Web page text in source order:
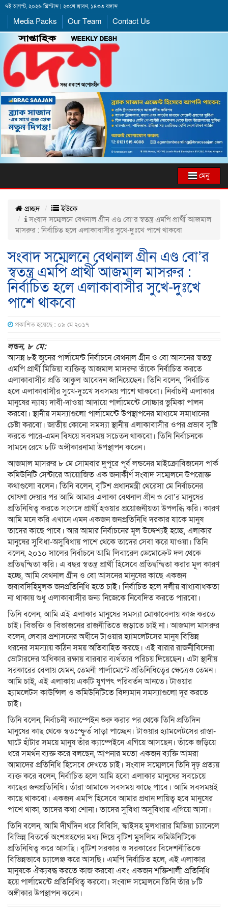
৭ই আগস্ট, ২০২৬ খ্রিস্টাব্দ | ২৩শে শ্রাবণ, ১৪৩৩ বঙ্গাব্দ
Media Packs Our Team Contact Us
মেনু
প্রচ্ছদ
ইউকে
সংবাদ সম্মেলনে বেথনাল গ্রীন এণ্ড বো’র স্বতন্ত্র এমপি প্রার্থী আজমাল
মাসরুর : নির্বাচিত হলে এলাকাবাসীর সুখে-দুঃখে পাশে থাকবো
সংবাদ সম্মেলনে বেথনাল গ্রীন এণ্ড বো’র
স্বতন্ত্র এমপি প্রার্থী আজমাল মাসরুর :
নির্বাচিত হলে এলাকাবাসীর সুখে-দুঃখে
পাশে থাকবো
প্রকাশিত হয়েছে : ০৯ মে ২০১৭
লন্ডন, ৮ মে:
আসন্ন ৮ই জুনের পার্লামেন্ট নির্বাচনে বেথনাল গ্রীন ও বো আসনের স্বতন্ত্র
এমপি প্রার্থী মিডিয়া ব্যক্তিত্ব আজমাল মাসরুর তাঁকে নির্বাচিত করতে
এলাকাবাসীর প্রতি আকুল আবেদন জানিয়েছেন। তিনি বলেন, ‘নির্বাচিত
হলে এলাকাবাসীর সুখে-দুঃখে সবসময় পাশে থাকবো। নির্বাচনী এলাকার
মানুষের ন্যায্য দাবী-দাওয়া আদায়ে পার্লামেন্টে সোচ্চার ভুমিকা পালন
করবো। স্থানীয় সমস্যাগুলো পার্লামেন্টে উপস্থাপনের মাধ্যমে সমাধানের
চেষ্টা করবো। জাতীয় কোনো সমস্যা স্থানীয় এলাকাবাসীর ওপর প্রভাব সৃষ্টি
করতে পারে-এমন বিষয়ে সবসময় সচেতন থাকবো। তিনি নির্বাচনকে
সামনে রেখে ৮টি অঙ্গীকারনামা উপস্থাপন করেন।
আজমাল মাসরুর ৮ মে সোমবার দুপুরে পূর্ব লন্ডনের মাইক্রোবিজনেস পার্ক
কমিউনিটি সেন্টারে আয়োজিত এক জনাকীর্ণ সংবাদ সম্মেলনে উপরোক্ত
কথাগুলো বলেন। তিনি বলেন, বৃটিশ প্রধানমন্ত্রী থেরেসা মে নির্বাচনের
ঘোষণা দেয়ার পর আমি আমার এলাকা বেথনাল গ্রীন ও বো’র মানুষের
প্রতিনিধিত্ব করতে সংসদে প্রার্থী হওয়ার প্রয়োজনীয়তা উপলব্ধি করি। কারণ
আমি মনে করি এখানে এমন একজন জনপ্রতিনিধি দরকার যাকে মানুষ
তাদের কাছে পাবে। আর আমার নির্বাচনের মূল উদ্দেশ্যই হচ্ছে, এলাকার
মানুষের সুবিধা-অসুবিধায় পাশে থেকে তাদের সেবা করে যাওয়া। তিনি
বলেন, ২০১০ সালের নির্বাচনে আমি লিবারেল ডেমোক্রেট দল থেকে
প্রতিদ্বন্দ্বিতা করি। এ বছর স্বতন্ত্র প্রার্থী হিসেবে প্রতিদ্বন্দ্বিতা করার মূল কারণ
হচ্ছে, আমি বেথনাল গ্রীন ও বো আসনের মানুষের কাছে একজন
জবাবদিহিমুলক জনপ্রতিনিধি হতে চাই। নির্বাচিত হলে দলীয় বাধ্যবাধকতা
না থাকায় শুধু এলাকাবাসীর জন্য নিজেকে নিবেদিত করতে পারবো।
তিনি বলেন, আমি এই এলাকার মানুষের সমস্যা মোকাবেলায় কাজ করতে
চাই। বিভক্তি ও বিভাজনের রাজনীতিতে জড়াতে চাই না। আজমাল মাসরুর
বলেন, লেবার প্রশাসনের অধীনে টাওয়ার হ্যামলেটসের মানুষ বিভিন্ন
ধরনের সমস্যায় কঠিন সময় অতিবাহিত করছে। এই বারার রাজনীবিদেরা
ভোটারদের অধিকার রক্ষায় বারবার ব্যর্থতার পরিচয় দিয়েছেন। এটা স্থানীয়
সরকারের বেলায় যেমন, তেমনী পার্লামেন্টে প্রতিনিধিত্বের ক্ষেত্রেও তেমন।
আমি চাই, এই এলাকায় একটি যুগপৎ পরিবর্তন আনতে। টাওয়ার
হ্যামলেটস কাউন্সিল ও কমিউনিটিতে বিদ্যমান সমস্যাগুলো দূর করতে
চাই।
তিনি বলেন, নির্বাচনী ক্যাম্পেইন শুরু করার পর থেকে তিনি প্রতিদিন
মানুষের কাছ থেকে স্বতঃস্ফুর্ত সাড়া পাচ্ছেন। টাওয়ার হ্যামলেটসের রাস্তা-
ঘাটে হাঁটার সময়ে মানুষ তাঁর ক্যাম্পেইনে এগিয়ে আসছেন। তাঁকে জড়িয়ে
ধরে সমর্থন ব্যক্ত করে বলছেন, আপনার মতো একজন ব্যক্তি আমরা
আমাদের প্রতিনিধি হিসেবে দেখতে চাই। সংবাদ সম্মেলনে তিনি দৃঢ় প্রত্যয়
ব্যক্ত করে বলেন, নির্বাচিত হলে আমি হবো এলাকার মানুষের সবচেয়ে
কাছের জনপ্রতিনিধি। তাঁরা আমাকে সবসময় কাছে পাবে। আমি সবসময়ই
কাছে থাকবো। একজন এমপি হিসেবে আমার প্রধান দায়িত্ব হবে মানুষের
পাশে থাকা, তাদের কথা শোনা। তাদের সুবিধা অসুবিধায় এগিয়ে আসা।
তিনি বলেন, আমি দীর্ঘদিন ধরে বিবিসি, স্কাইসহ মুলধারার মিডিয়া চ্যানেলে
বিভিন্ন বিতর্কে অংশগ্রহণের মধ্য দিয়ে বৃটিশ মুসলিম কমিউনিটিকে
প্রতিনিধিত্ব করে আসছি। বৃটিশ সরকার ও সরকারের বিদেশনীতিকে
বিভিন্নভাবে চ্যালেঞ্জ করে আসছি। এমপি নির্বাচিত হলে, এই এলাকার
মানুষকে ঐক্যবদ্ধ করতে কাজ করবো এবং একজন শক্তিশালী প্রতিনিধি
হয়ে পার্লামেন্টে প্রতিনিধিত্ব করবো। সংবাদ সম্মেলনে তিনি তাঁর ৮টি
অঙ্গীকার উপস্থাপন করেন।